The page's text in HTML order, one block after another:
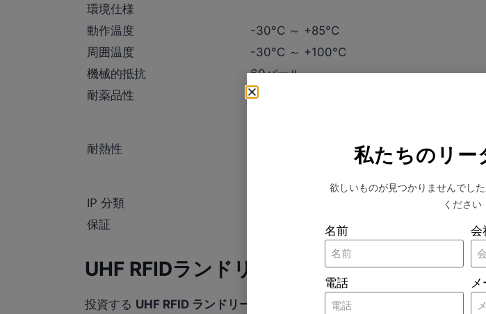
環境仕様
動作温度
-30°C ～ +85°C
周囲温度
-30°C ～ +100°C
機械的抵抗
60バール
耐薬品性
洗浄工程で一般的に使用される化学薬品
耐熱性
アイロン：180℃、10秒、200回
殺菌：135℃、20分
IP 分類
保証
2年間または200回の洗濯
UHF RFIDランドリータグの利点
投資する UHF RFID ランドリータグ
生産性と精度の向上を目指すランド
私たちのリー
欲しいものが見つかりませんでし
ください
名前 会
電話 メ